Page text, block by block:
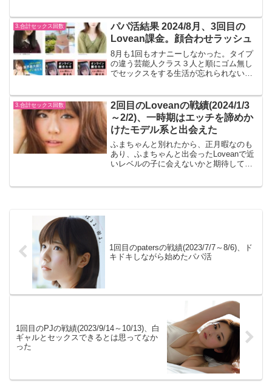
超える射精。松本麗世似の１８才に人生
初のフェラをし...
3.合計セックス回数
パパ活結果 2024/8月、3回目の
Lovean課金。顔合わせラッシュ
8月も1回もオナニーしなかった。タイプ
の違う芸能人クラス３人と順にゴム無し
でセックスをする生活が忘れられない
月。 ねるちゃんとは2回会って、ほぼ手
当て無しでゴム無し...
3.合計セックス回数
2回目のLoveanの戦績(2024/1/3
～2/2)、一時期はエッチを諦めか
けたモデル系と出会えた
ふまちゃんと別れたから、正月暇なのも
あり、ふまちゃんと出会ったLoveanで近
いレベルの子に会えないかと期待して、2
1回目のpatersの戦績(2023/7/7～8/6)、ド
キドキしながら始めたパパ活
1回目のPJの戦績(2023/9/14～10/13)、白
ギャルとセックスできるとは思ってなか
った